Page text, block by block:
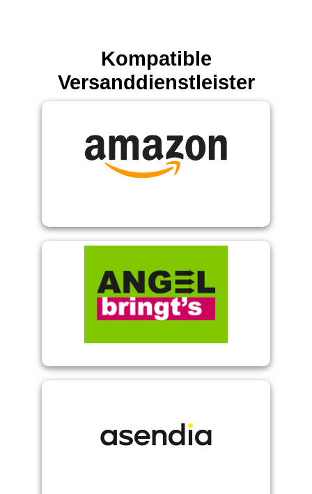
Kompatible
Versanddienstleister
Amazon Versandlabel
Angel Bringt's
Asendia